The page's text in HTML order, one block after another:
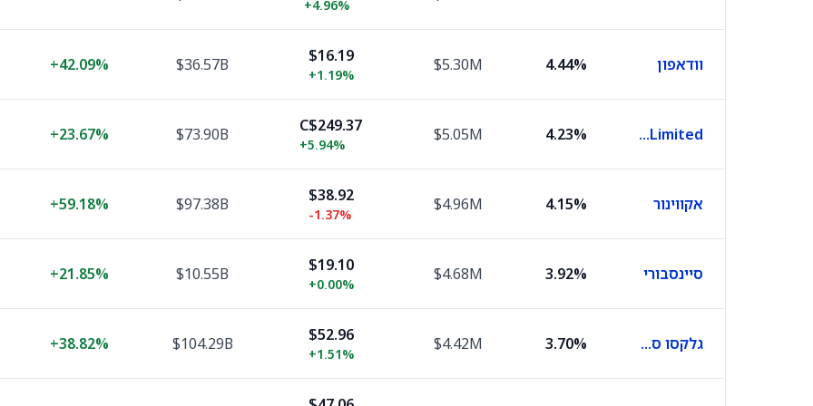
+4.96%
וודאפון 4.44%
$5.30M
$16.19
+1.19%
$36.57B
+42.09%
Agnico-Eagle Mines Limited
4.23%
$5.05M
C$249.37
+5.94%
$73.90B
+23.67%
אקווינור 4.15%
$4.96M
$38.92
-1.37%
$97.38B
+59.18%
סיינסבורי 3.92%
$4.68M
$19.10
+0.00%
$10.55B
+21.85%
גלקסו סמית' קליין 3.70%
$4.42M
$52.96
+1.51%
$104.29B
+38.82%